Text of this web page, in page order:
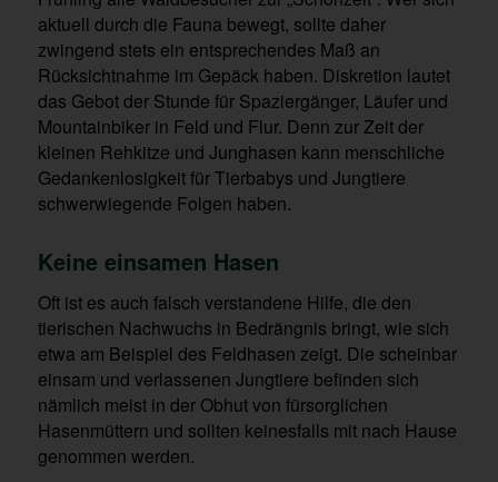
aktuell durch die Fauna bewegt, sollte daher
zwingend stets ein entsprechendes Maß an
Rücksichtnahme im Gepäck haben. Diskretion lautet
das Gebot der Stunde für Spaziergänger, Läufer und
Mountainbiker in Feld und Flur. Denn zur Zeit der
kleinen Rehkitze und Junghasen kann menschliche
Gedankenlosigkeit für Tierbabys und Jungtiere
schwerwiegende Folgen haben.
Keine einsamen Hasen
Oft ist es auch falsch verstandene Hilfe, die den
tierischen Nachwuchs in Bedrängnis bringt, wie sich
etwa am Beispiel des Feldhasen zeigt. Die scheinbar
einsam und verlassenen Jungtiere befinden sich
nämlich meist in der Obhut von fürsorglichen
Hasenmüttern und sollten keinesfalls mit nach Hause
genommen werden.